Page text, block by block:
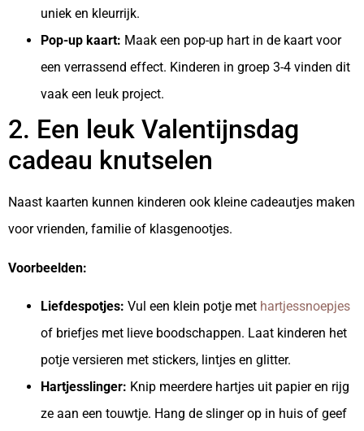
uniek en kleurrijk.
Pop-up kaart: Maak een pop-up hart in de kaart voor
een verrassend effect. Kinderen in groep 3-4 vinden dit
vaak een leuk project.
2. Een leuk Valentijnsdag
cadeau knutselen
Naast kaarten kunnen kinderen ook kleine cadeautjes maken
voor vrienden, familie of klasgenootjes.
Voorbeelden:
Liefdespotjes: Vul een klein potje met hartjessnoepjes
of briefjes met lieve boodschappen. Laat kinderen het
potje versieren met stickers, lintjes en glitter.
Hartjesslinger: Knip meerdere hartjes uit papier en rijg
ze aan een touwtje. Hang de slinger op in huis of geef